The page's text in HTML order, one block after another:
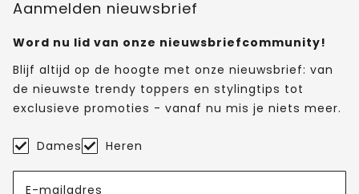
Aanmelden nieuwsbrief
Word nu lid van onze nieuwsbriefcommunity!
Blijf altijd op de hoogte met onze nieuwsbrief: van
de nieuwste trendy toppers en stylingtips tot
exclusieve promoties - vanaf nu mis je niets meer.
Dames Heren
E-mailadres